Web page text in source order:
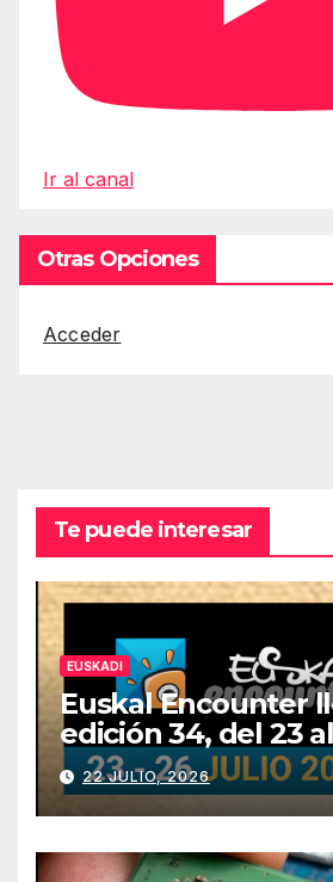
Ir al canal
Otras Opciones
Acceder
Te puede interesar
EUSKADI
Euskal Encounter
edición 34, del 23
julio
22 JULIO, 2026